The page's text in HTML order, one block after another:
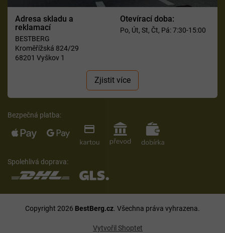
Adresa skladu a
reklamací
BESTBERG
Kroměřížská 824/29
68201 Vyškov 1
Otevírací doba:
Po, Út, St, Čt, Pá: 7:30-15:00
Zjistit více
Bezpečná platba:
Spolehlivá doprava:
Vytvořil Shoptet
Copyright 2026 BestBerg.cz. Všechna práva vyhrazena.